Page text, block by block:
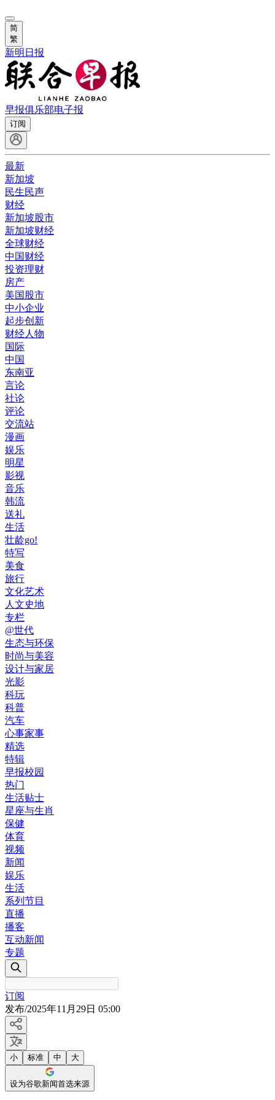
简
繁
新明日报
早报俱乐部电子报
订阅
最新
新加坡
民生民声
财经
新加坡股市
新加坡财经
全球财经
中国财经
投资理财
房产
美国股市
中小企业
起步创新
财经人物
国际
中国
东南亚
言论
社论
评论
交流站
漫画
娱乐
明星
影视
音乐
韩流
送礼
生活
壮龄go!
特写
美食
旅行
文化艺术
人文史地
专栏
@世代
生态与环保
时尚与美容
设计与家居
光影
科玩
科普
汽车
心事家事
精选
特辑
早报校园
热门
生活贴士
星座与生肖
保健
体育
视频
新闻
娱乐
生活
系列节目
直播
播客
互动新闻
专题
订阅
发布/2025年11月29日 05:00
小 标准 中 大
设为谷歌新闻首选来源